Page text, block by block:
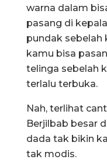
warna dalam
pasang di
pundak sebelah
kamu bisa
telinga sebelah
terlalu terbuka.
Nah, terlihat
Berjilbab besar
dada tak bikin
tak modis.